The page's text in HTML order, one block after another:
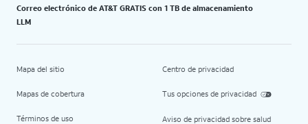
Correo electrónico de AT&T GRATIS con 1 TB de almacenamiento
LLM
Mapa del sitio
Mapas de cobertura
Términos de uso
Centro de privacidad
Tus opciones de privacidad
Aviso de privacidad sobre salud